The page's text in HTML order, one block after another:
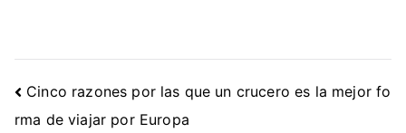
Navegación
de
Cinco razones por las que un crucero es la mejor fo
rma de viajar por Europa